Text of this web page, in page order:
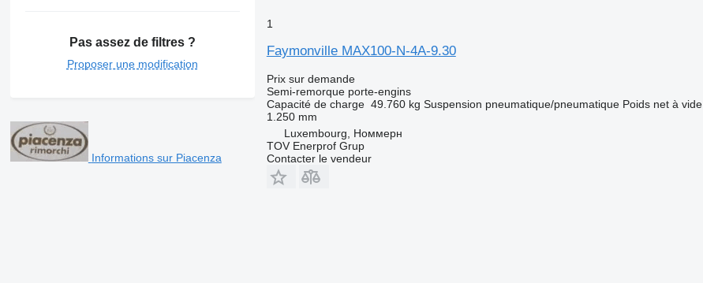
Pas assez de filtres ?
Proposer une modification
Informations sur Piacenza
1
Faymonville MAX100-N-4A-9.30
Prix sur demande
Semi-remorque porte-engins
Capacité de charge 49.760 kg Suspension pneumatique/pneumatique Poids net à vide
1.250 mm
Luxembourg, Номмерн
TOV Enerprof Grup
Contacter le vendeur